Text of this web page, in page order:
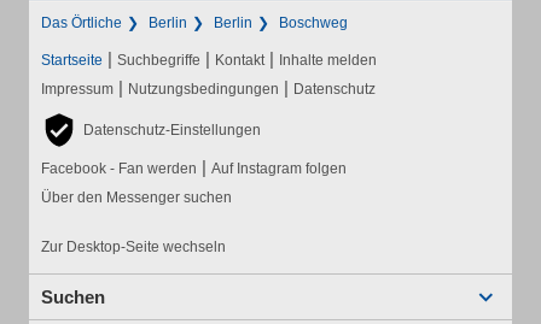
Das Örtliche Berlin Berlin Boschweg
Startseite | Suchbegriffe | Kontakt | Inhalte melden
Impressum | Nutzungsbedingungen | Datenschutz
Datenschutz-Einstellungen
Facebook - Fan werden | Auf Instagram folgen
Über den Messenger suchen
Zur Desktop-Seite wechseln
Suchen